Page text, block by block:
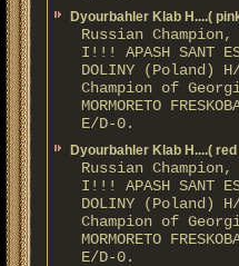
Dyourbahler Klab H....(
Russian
I!!! APASH SANT
DOLINY (Poland)
Champion of
MORMORETO
E/D-0.
Dyourbahler Klab H....(
Russian
I!!! APASH SANT
DOLINY (Poland)
Champion of
MORMORETO
E/D-0.